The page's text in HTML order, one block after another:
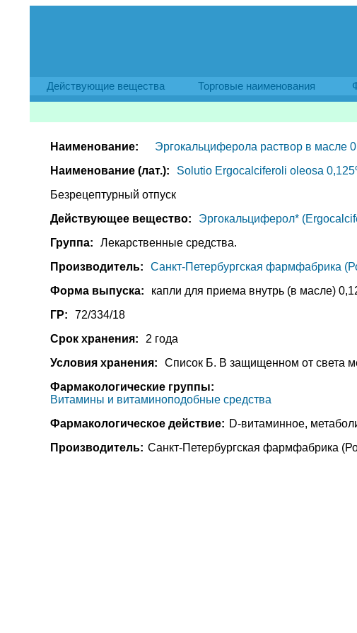
Действующие вещества Торговые наименования
Наименование:
Эргокальциферола раствор в масле
Наименование (лат.):
Solutio Ergocalciferoli oleosa
Безрецептурный отпуск
Действующее вещество:
Эргокальциферол*
Группа:
Лекарственные средства.
Производитель:
Санкт-Петербургская фармфабрика
Форма выпуска:
капли для приема внутрь (в масле)
ГР:
72/334/18
Срок хранения:
2 года
Условия хранения:
Список Б. В защищенном от света
Фармакологические группы:
Витамины и витаминоподобные средства
Фармакологическое действие: D-витаминное,
Производитель: Санкт-Петербургская фармфабрика